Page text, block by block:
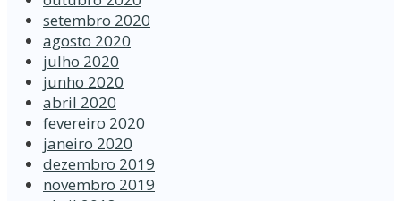
setembro 2020
agosto 2020
julho 2020
junho 2020
abril 2020
fevereiro 2020
janeiro 2020
dezembro 2019
novembro 2019